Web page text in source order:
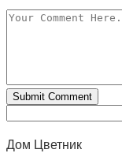
Дом Цветник